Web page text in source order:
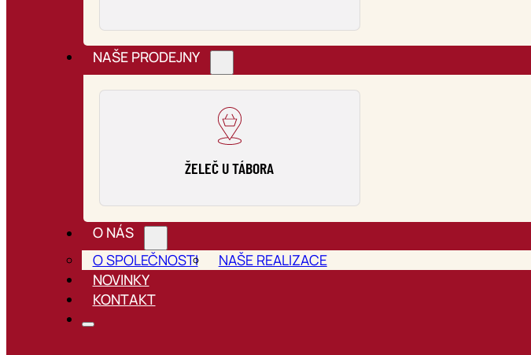
NAŠE PRODEJNY
ŽELEČ U TÁBORA
O NÁS
O SPOLEČNOSTI
NAŠE REALIZACE
NOVINKY
KONTAKT